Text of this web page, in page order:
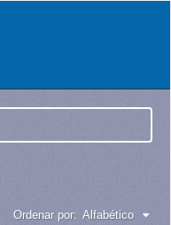
Ordenar por: Alfabético